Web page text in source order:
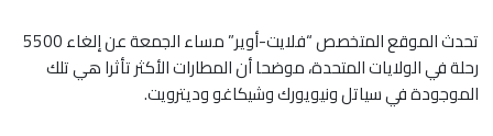
تحدث الموقع المتخصص “فلايت-أوير” مساء الجمعة عن إلغاء 5500
رحلة في الولايات المتحدة، موضحا أن المطارات الأكثر تأثرا هي تلك
الموجودة في سياتل ونيويورك وشيكاغو وديترويت.